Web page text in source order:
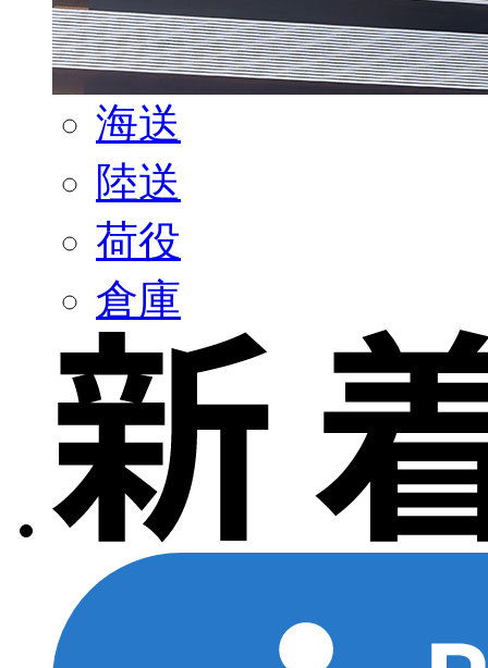
海送
陸送
荷役
倉庫